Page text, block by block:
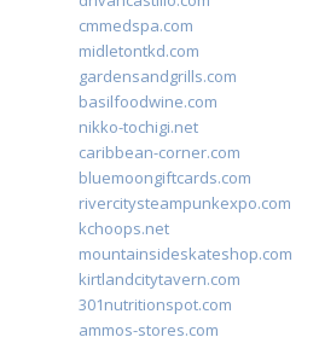
cmmedspa.com
midletontkd.com
gardensandgrills.com
basilfoodwine.com
nikko-tochigi.net
caribbean-corner.com
bluemoongiftcards.com
rivercitysteampunkexpo.com
kchoops.net
mountainsideskateshop.com
kirtlandcitytavern.com
301nutritionspot.com
ammos-stores.com